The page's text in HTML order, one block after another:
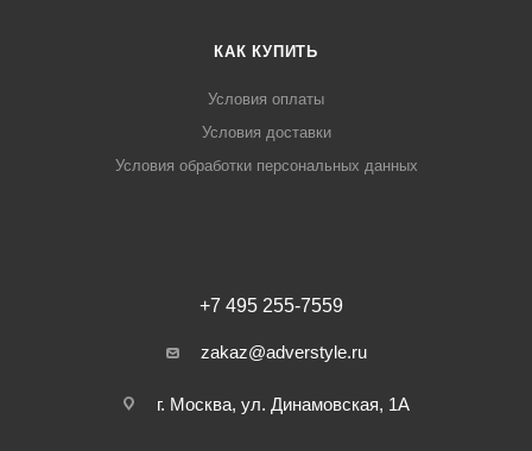
КАК КУПИТЬ
Условия оплаты
Условия доставки
Условия обработки персональных данных
+7 495 255-7559
zakaz@adverstyle.ru
г. Москва, ул. Динамовская, 1А